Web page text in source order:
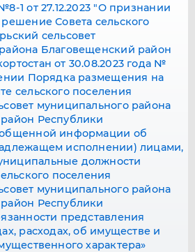
1 от 27.12.2023 "О признании
Совета сельского
сельсовет
Благовещенский район
от 30.08.2023 года №
Порядка размещения на
сельского поселения
муниципального района
Республики
информации об
исполнении) лицами,
должности
поселения
муниципального района
Республики
представления
расходах, об имуществе и
характера»